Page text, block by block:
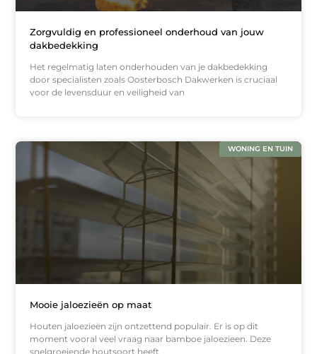
Zorgvuldig en professioneel onderhoud van jouw
dakbedekking
Het regelmatig laten onderhouden van je dakbedekking
door specialisten zoals Oosterbosch Dakwerken is cruciaal
voor de levensduur en veiligheid van
WONING EN TUIN
Mooie jaloezieën op maat
Houten jaloezieën zijn ontzettend populair. Er is op dit
moment vooral veel vraag naar bamboe jaloezieen. Deze
snelgroeiende houtsoort heeft